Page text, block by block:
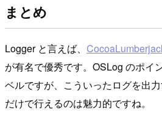
まとめ
Logger と言えば、
が有名で優秀です。OSLog のポイ
ベルですが、こういったログを出
だけで行えるのは魅力的ですね。